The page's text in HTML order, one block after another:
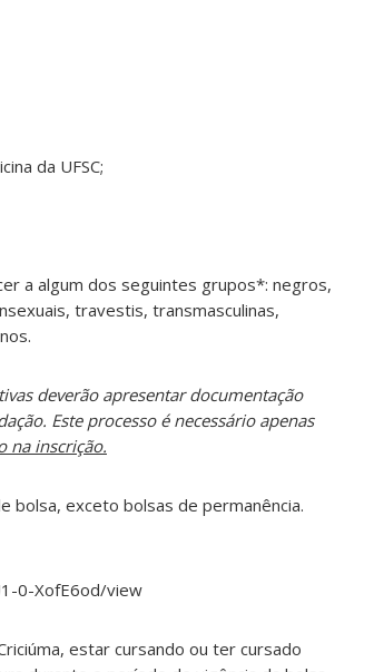
da UFSC;
a algum dos seguintes grupos*: negros,
travestis, transmasculinas,
deverão apresentar documentação
Este processo é necessário apenas
na inscrição.
bolsa, exceto bolsas de permanência.
0-XofE6od/view
estar cursando ou ter cursado